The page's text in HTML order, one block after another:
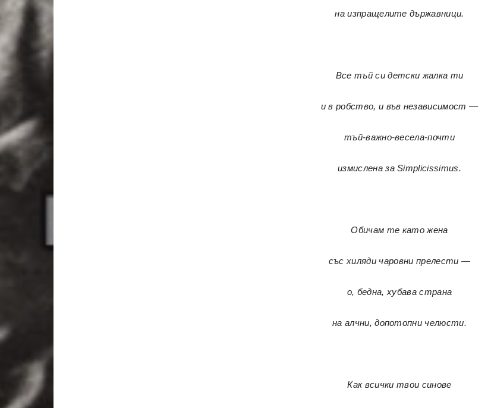
на изпращелите държавници.
Все тъй си детски жалка ти
и в робство, и във независимост —
тъй-важно-весела-почти
измислена за Simplicissimus.
Обичам те като жена
със хиляди чаровни прелести —
о, бедна, хубава страна
на алчни, допотопни челюсти.
Как всички твои синове